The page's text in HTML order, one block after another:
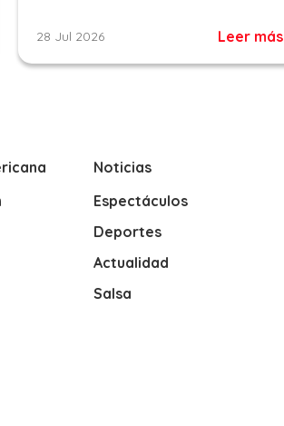
28 Jul 2026 Leer más
Noticias
Espectáculos
Deportes
Actualidad
Salsa